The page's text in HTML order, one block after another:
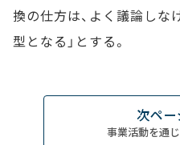
換の仕方は、よく議論し
型となる」とする。
次ペー
事業活動を通